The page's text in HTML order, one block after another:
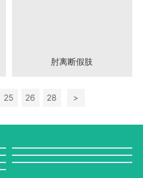
肘离断假肢
25 26 28 >